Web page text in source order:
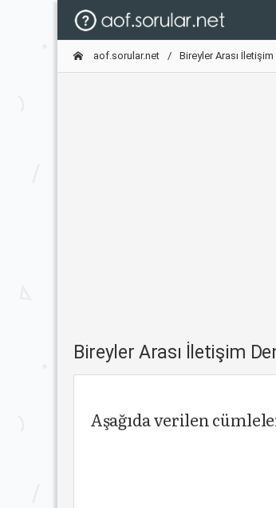
aof.sorular.net Bireyler Arası İletişim
Bireyler Arası İletişim
Aşağıda verilen